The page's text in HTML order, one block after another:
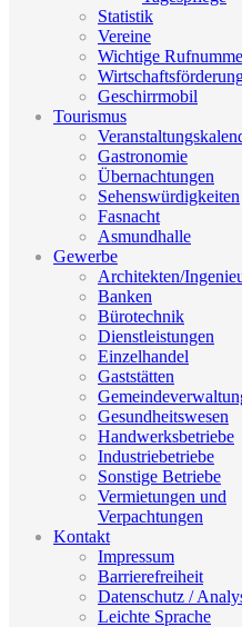
Statistik
Vereine
Wichtige
Geschirrmobil
Tourismus
Gastronomie
Übernachtungen
Sehenswürdigkeiten
Fasnacht
Asmundhalle
Gewerbe
Architekten/
Banken
Bürotechnik
Dienstleistungen
Einzelhandel
Gaststätten
Gesundheitswesen
Handwerksbetriebe
Industriebetriebe
Sonstige Betriebe
Vermietungen und
Verpachtungen
Kontakt
Impressum
Barrierefreiheit
Datenschutz /
Leichte Sprache